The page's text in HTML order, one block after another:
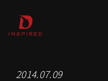
2014.07.09